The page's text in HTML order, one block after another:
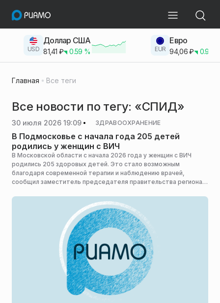
USD
Доллар США
81,41 ₽ 0.59 % EUR
Евро
94,06₽ 0.93
Главная Все теги
Все новости по тегу: «СПИД»
30 июля 2026 19:09 ЗДРАВООХРАНЕНИЕ
В Подмосковье с начала года 205 детей
родились у женщин с ВИЧ
В Московской области с начала 2026 года у женщин с ВИЧ
родились 205 здоровых детей. Это стало возможным
благодаря современной терапии и наблюдению врачей,
сообщил заместитель председателя правительства региона
пресс-служба министерства здравоохранения Московской